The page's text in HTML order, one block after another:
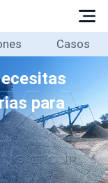
Casos
para